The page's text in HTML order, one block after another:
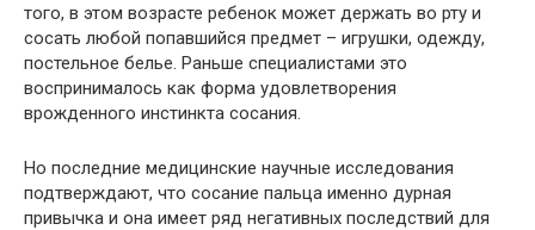
того, в этом возрасте ребенок может держать во рту и
сосать любой попавшийся предмет – игрушки, одежду,
постельное белье. Раньше специалистами это
воспринималось как форма удовлетворения
врожденного инстинкта сосания.
Но последние медицинские научные исследования
подтверждают, что сосание пальца именно дурная
привычка и она имеет ряд негативных последствий для